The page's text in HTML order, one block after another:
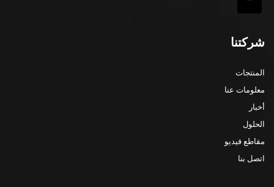
شركتنا
المنتجات
معلومات عنا
أخبار
الحلول
مقاطع فيديو
اتصل بنا